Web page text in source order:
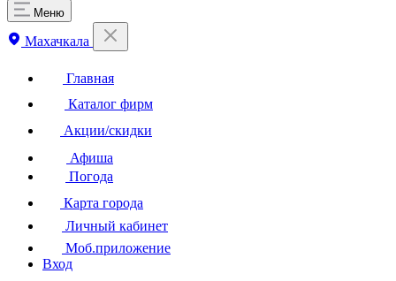
Меню
Махачкала
Главная
Каталог фирм
Акции/скидки
Афиша
Погода
Карта города
Личный кабинет
Моб.приложение
Вход